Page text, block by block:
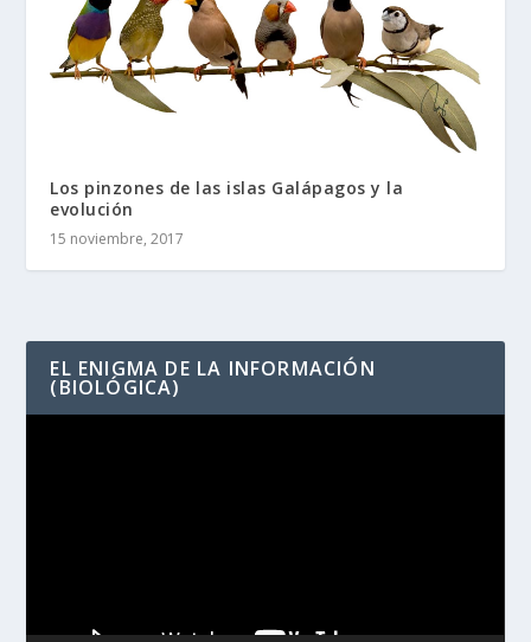
Los pinzones de las islas Galápagos y la
evolución
15 noviembre, 2017
EL ENIGMA DE LA INFORMACIÓN
(BIOLÓGICA)